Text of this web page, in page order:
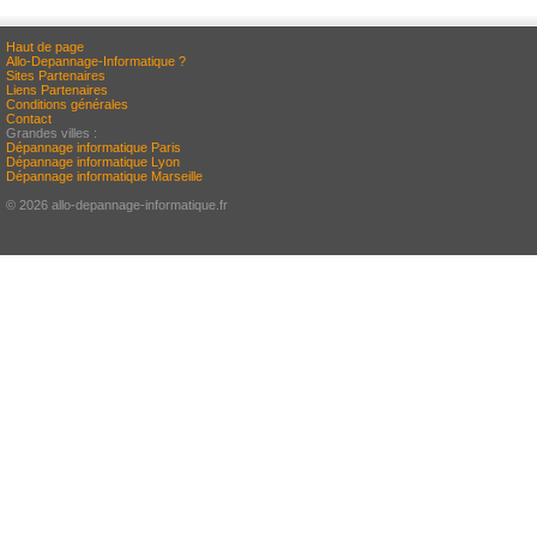
Haut de page
Allo-Depannage-Informatique ?
Sites Partenaires
Liens Partenaires
Conditions générales
Contact
Grandes villes :
Dépannage informatique Paris
Dépannage informatique Lyon
Dépannage informatique Marseille
© 2026 allo-depannage-informatique.fr